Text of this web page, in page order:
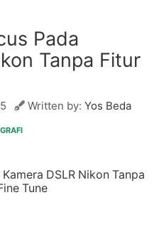
Pada
Tanpa Fitur
Written by: Yos Beda